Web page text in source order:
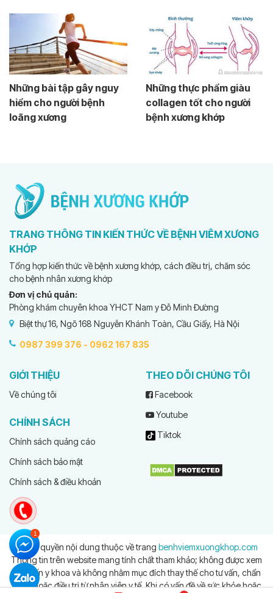
Những bài tập gây nguy
hiểm cho người bệnh
loãng xương
Những thực phẩm giàu
collagen tốt cho người
bệnh xương khớp
TRANG THÔNG TIN KIẾN THỨC VỀ BỆNH VIÊM XƯƠNG
KHỚP
Tổng hợp kiến thức về bệnh xương khớp, cách điều trị, chăm sóc
cho bệnh nhân xương khớp
Đơn vị chủ quản:
Phòng khám chuyên khoa YHCT Nam y Đỗ Minh Đường
Biệt thự 16, Ngõ 168 Nguyễn Khánh Toàn, Cầu Giấy, Hà Nội
0987 399 376 - 0962 167 835
GIỚI THIỆU
Về chúng tôi
CHÍNH SÁCH
Chính sách quảng cáo
Chính sách bảo mật
Chính sách & điều khoản
THEO DÕI CHÚNG TÔI
Facebook
Youtube
Tiktok
© Bản quyền nội dung thuộc về trang benhviemxuongkhop.com
Thông tin trên website mang tính chất tham khảo; không được xem
là tư vấn y khoa và không nhằm mục đích thay thế cho tư vấn, chẩn
đoán hoặc điều trị từ nhân viên y tế. Khi có vấn đề về sức khỏe hoặc